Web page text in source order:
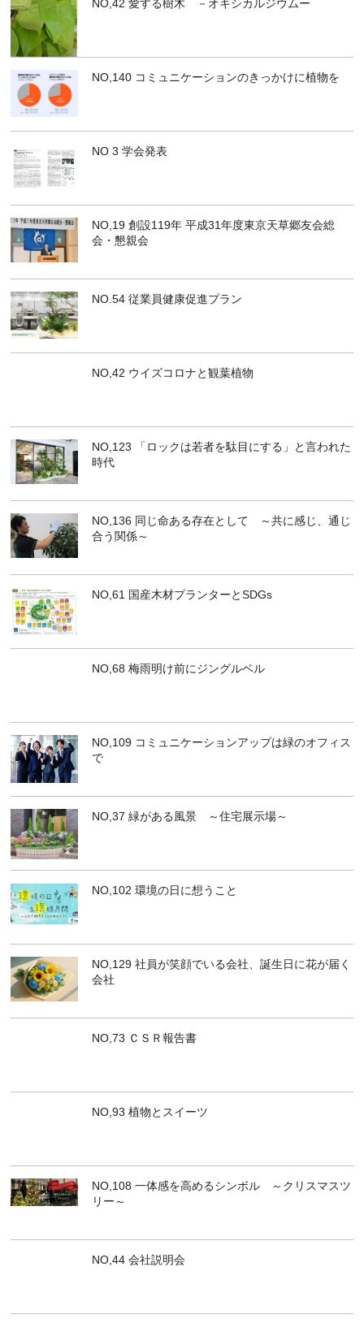
NO,42 愛する樹木 －オキシカルジウムー
NO,140 コミュニケーションのきっかけに植物を
NO 3 学会発表
NO,19 創設119年 平成31年度東京天草郷友会総
会・懇親会
NO.54 従業員健康促進プラン
NO,42 ウイズコロナと観葉植物
NO,123 「ロックは若者を駄目にする」と言われた
時代
NO,136 同じ命ある存在として ～共に感じ、通じ
合う関係～
NO,61 国産木材プランターとSDGs
NO,68 梅雨明け前にジングルベル
NO,109 コミュニケーションアップは緑のオフィス
で
NO,37 緑がある風景 ～住宅展示場～
NO,102 環境の日に想うこと
NO,129 社員が笑顔でいる会社、誕生日に花が届く
会社
NO,73 ＣＳＲ報告書
NO,93 植物とスイーツ
NO,108 一体感を高めるシンボル ～クリスマスツ
リー～
NO,44 会社説明会